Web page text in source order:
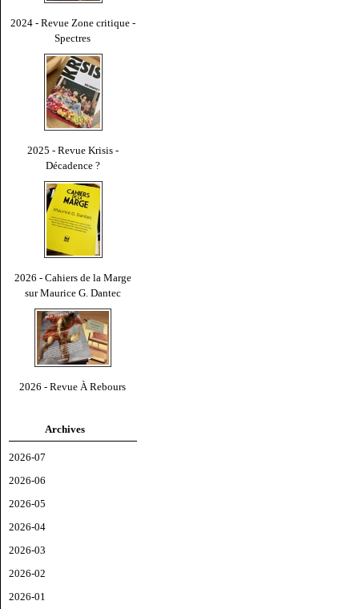
2024 - Revue Zone critique -
Spectres
2025 - Revue Krisis -
Décadence ?
2026 - Cahiers de la Marge
sur Maurice G. Dantec
2026 - Revue À Rebours
Archives
2026-07
2026-06
2026-05
2026-04
2026-03
2026-02
2026-01